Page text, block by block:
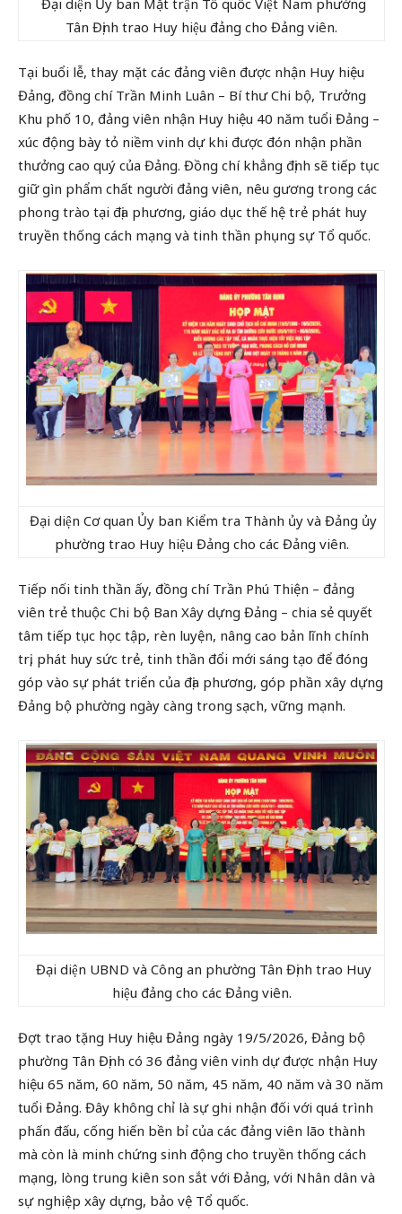
Đại diện Ủy ban Mặt trận Tổ quốc Việt Nam phường
Tân Định trao Huy hiệu đảng cho Đảng viên.
Tại buổi lễ, thay mặt các đảng viên được nhận Huy hiệu
Đảng, đồng chí Trần Minh Luân – Bí thư Chi bộ, Trưởng
Khu phố 10, đảng viên nhận Huy hiệu 40 năm tuổi Đảng –
xúc động bày tỏ niềm vinh dự khi được đón nhận phần
thưởng cao quý của Đảng. Đồng chí khẳng định sẽ tiếp tục
giữ gìn phẩm chất người đảng viên, nêu gương trong các
phong trào tại địa phương, giáo dục thế hệ trẻ phát huy
truyền thống cách mạng và tinh thần phụng sự Tổ quốc.
Đại diện Cơ quan Ủy ban Kiểm tra Thành ủy và Đảng ủy
phường trao Huy hiệu Đảng cho các Đảng viên.
Tiếp nối tinh thần ấy, đồng chí Trần Phú Thiện – đảng
viên trẻ thuộc Chi bộ Ban Xây dựng Đảng – chia sẻ quyết
tâm tiếp tục học tập, rèn luyện, nâng cao bản lĩnh chính
trị, phát huy sức trẻ, tinh thần đổi mới sáng tạo để đóng
góp vào sự phát triển của địa phương, góp phần xây dựng
Đảng bộ phường ngày càng trong sạch, vững mạnh.
Đại diện UBND và Công an phường Tân Định trao Huy
hiệu đảng cho các Đảng viên.
Đợt trao tặng Huy hiệu Đảng ngày 19/5/2026, Đảng bộ
phường Tân Định có 36 đảng viên vinh dự được nhận Huy
hiệu 65 năm, 60 năm, 50 năm, 45 năm, 40 năm và 30 năm
tuổi Đảng. Đây không chỉ là sự ghi nhận đối với quá trình
phấn đấu, cống hiến bền bỉ của các đảng viên lão thành
mà còn là minh chứng sinh động cho truyền thống cách
mạng, lòng trung kiên son sắt với Đảng, với Nhân dân và
sự nghiệp xây dựng, bảo vệ Tổ quốc.